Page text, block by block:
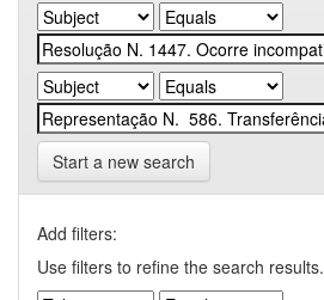
Start a new search
Add filters:
Use filters to refine the search results.